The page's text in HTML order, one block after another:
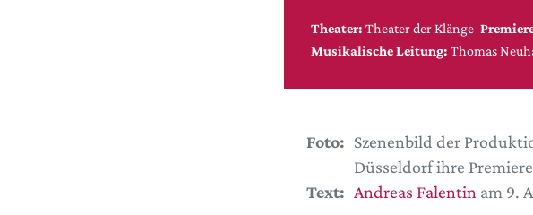
Theater: Theater der Klänge
Musikalische Leitung: Thomas
Foto: Szenenbild der
Düsseldorf ihre
Text: Andreas Falentin am 9.